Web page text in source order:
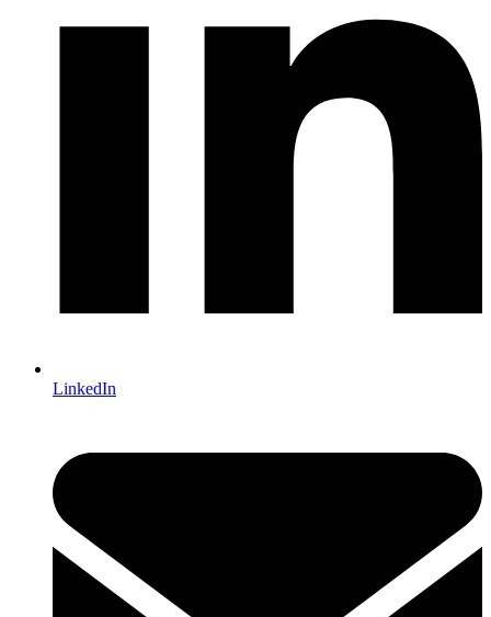
LinkedIn